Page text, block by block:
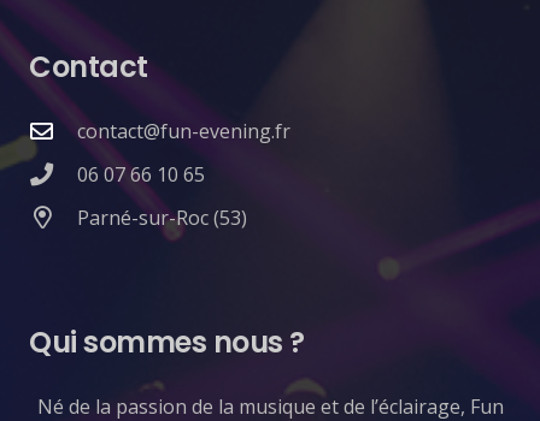
Contact
contact@fun-evening.fr
06 07 66 10 65
Parné-sur-Roc (53)
Qui sommes nous ?
​Né de la passion de la musique et de l’éclairage, Fun